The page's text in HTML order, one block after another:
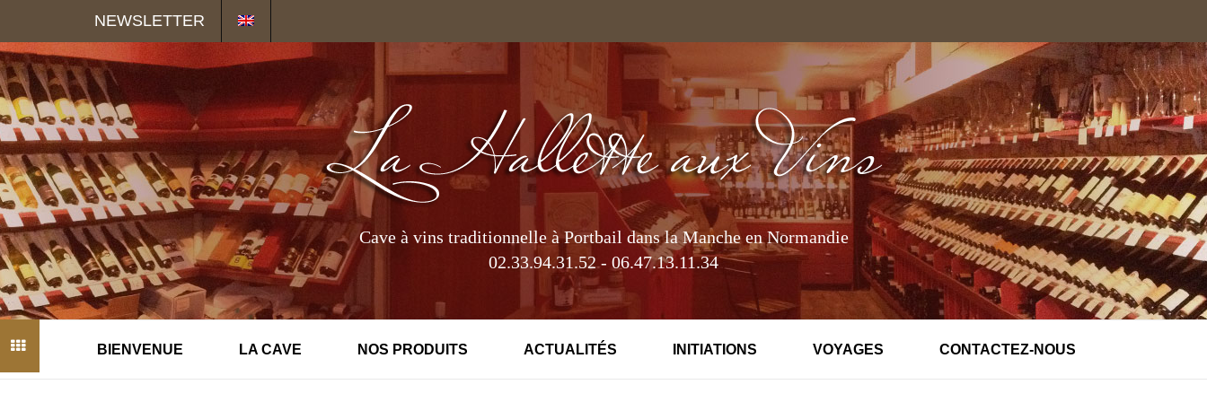
NEWSLETTER
Cave à vins traditionnelle à Portbail dans la Manche en Normandie
02.33.94.31.52 - 06.47.13.11.34
BIENVENUE LA CAVE NOS PRODUITS ACTUALITÉS INITIATIONS VOYAGES CONTACTEZ-NOUS
Panneau de gestion des cookies